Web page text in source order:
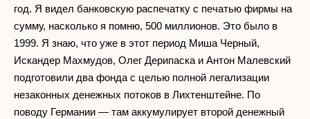
год. Я видел банковскую распечатку с печатью фирмы на
сумму, насколько я помню, 500 миллионов. Это было в
1999. Я знаю, что уже в этот период Миша Черный,
Искандер Махмудов, Олег Дерипаска и Антон Малевский
подготовили два фонда с целью полной легализации
незаконных денежных потоков в Лихтенштейне. По
поводу Германии — там аккумулирует второй денежный